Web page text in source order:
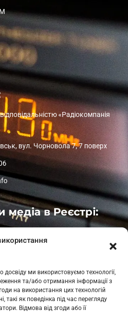
ми використовуємо технології,
та/або отримання інформації з
на використання цих технологій
як поведінка під час перегляду
Відмова від згоди або її
«Радіокомпанія
вул. Чорновола 7, 7 поверх
медіа в Реєстрі: